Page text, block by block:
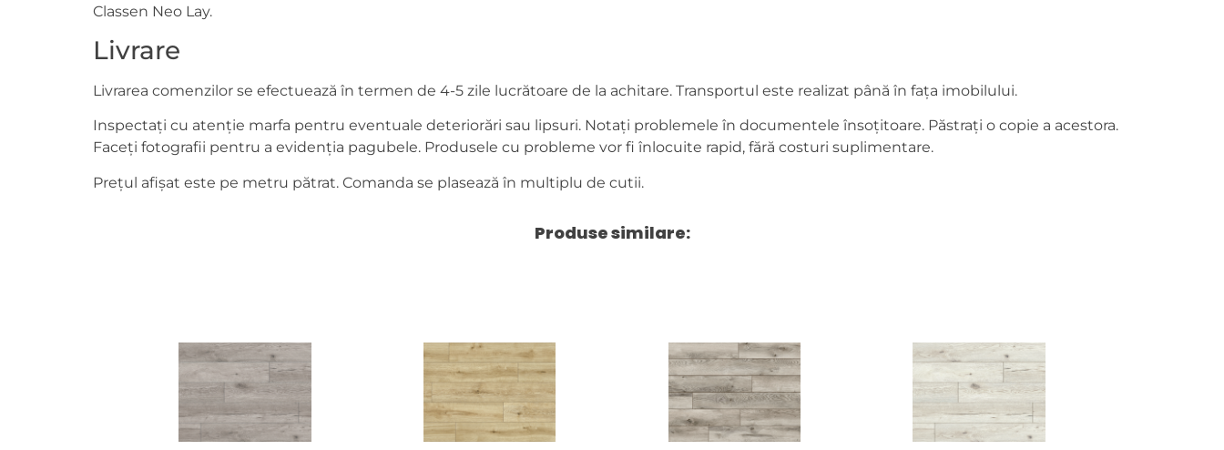
Classen Neo Lay.
Livrare
Livrarea comenzilor se efectuează în termen de 4-5 zile lucrătoare de la achitare. Transportul este realizat până în fața imobilului.
Inspectați cu atenție marfa pentru eventuale deteriorări sau lipsuri. Notați problemele în documentele însoțitoare. Păstrați o copie a acestora.
Faceți fotografii pentru a evidenția pagubele. Produsele cu probleme vor fi înlocuite rapid, fără costuri suplimentare.
Prețul afișat este pe metru pătrat. Comanda se plasează în multiplu de cutii.
Produse similare: